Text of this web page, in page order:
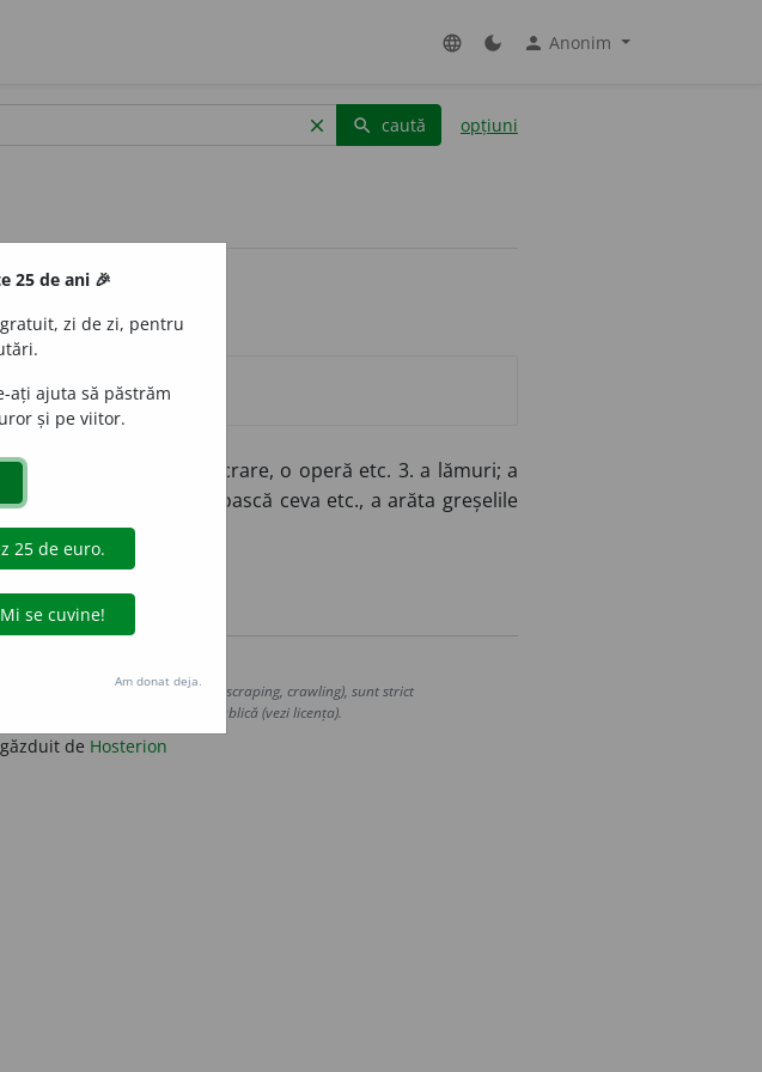
language dark_mode person Anonim
clear search caută opțiuni
finită. 2. a reface o lucrare, o operă etc. 3. a lămuri; a
să facă, să recunoască ceva etc., a arăta greșelile
de extragere automată (web scraping, crawling), sunt strict
oferite oficial spre utilizare publică (vezi licența).
găzduit de Hosterion
25 de ani 🎉
zi de zi, pentru
ați ajuta să păstrăm
și pe viitor.
Am donat deja.